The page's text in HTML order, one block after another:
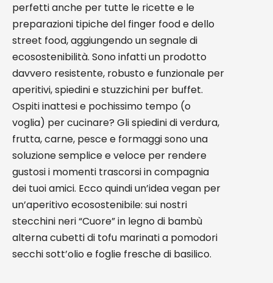
perfetti anche per tutte le ricette e le
preparazioni tipiche del finger food e dello
street food, aggiungendo un segnale di
ecosostenibilità. Sono infatti un prodotto
davvero resistente, robusto e funzionale per
aperitivi, spiedini e stuzzichini per buffet.
Ospiti inattesi e pochissimo tempo (o
voglia) per cucinare? Gli spiedini di verdura,
frutta, carne, pesce e formaggi sono una
soluzione semplice e veloce per rendere
gustosi i momenti trascorsi in compagnia
dei tuoi amici. Ecco quindi un’idea vegan per
un’aperitivo ecosostenibile: sui nostri
stecchini neri “Cuore” in legno di bambù
alterna cubetti di tofu marinati a pomodori
secchi sott’olio e foglie fresche di basilico.